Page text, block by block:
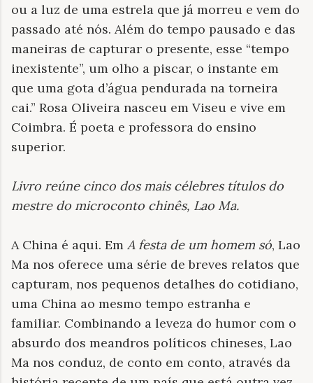
ou a luz de uma estrela que já morreu e vem do
passado até nós. Além do tempo pausado e das
maneiras de capturar o presente, esse “tempo
inexistente”, um olho a piscar, o instante em
que uma gota d’água pendurada na torneira
cai.” Rosa Oliveira nasceu em Viseu e vive em
Coimbra. É poeta e professora do ensino
superior.
Livro reúne cinco dos mais célebres títulos do
mestre do microconto chinês, Lao Ma.
A China é aqui. Em A festa de um homem só, Lao
Ma nos oferece uma série de breves relatos que
capturam, nos pequenos detalhes do cotidiano,
uma China ao mesmo tempo estranha e
familiar. Combinando a leveza do humor com o
absurdo dos meandros políticos chineses, Lao
Ma nos conduz, de conto em conto, através da